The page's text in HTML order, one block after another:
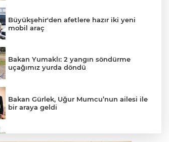
Büyükşehir'den afetlere hazır iki yeni
mobil araç
Bakan Yumaklı: 2 yangın söndürme
uçağımız yurda döndü
Bakan Gürlek, Uğur Mumcu’nun ailesi ile
bir araya geldi